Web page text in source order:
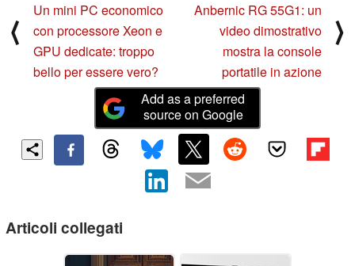
⟨
Un mini PC economico
con processore Xeon e
GPU dedicate: troppo
bello per essere vero?
Anbernic RG 55G1: un
video dimostrativo
mostra la console
portatile in azione
⟩
Add as a preferred
source on Google
Articoli collegati